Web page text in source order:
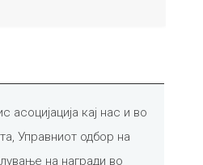
кај нас и во
Управниот одбор на
на награди во